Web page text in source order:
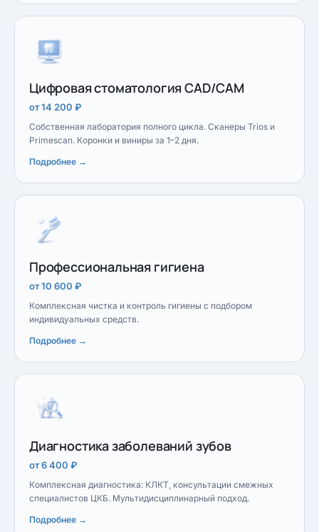
Цифровая стоматология CAD/CAM
от 14 200 ₽
Собственная лаборатория полного цикла. Сканеры Trios и
Primescan. Коронки и виниры за 1–2 дня.
Подробнее →
Профессиональная гигиена
от 10 600 ₽
Комплексная чистка и контроль гигиены с подбором
индивидуальных средств.
Подробнее →
Диагностика заболеваний зубов
от 6 400 ₽
Комплексная диагностика: КЛКТ, консультации смежных
специалистов ЦКБ. Мультидисциплинарный подход.
Подробнее →